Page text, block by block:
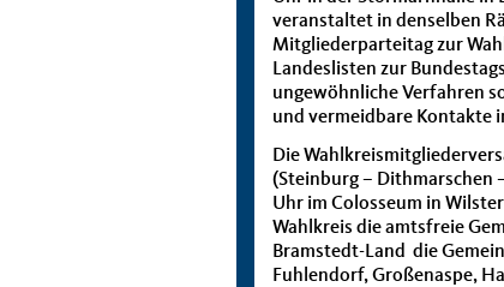
veranstaltet in denselben
Mitgliederparteitag zur
Landeslisten zur
ungewöhnliche Verfahren
und vermeidbare Kontakte
Die
(Steinburg – Dithmarschen
Uhr im Colosseum in
Wahlkreis die amtsfreie
Bramstedt-Land die
Fuhlendorf, Großenaspe,